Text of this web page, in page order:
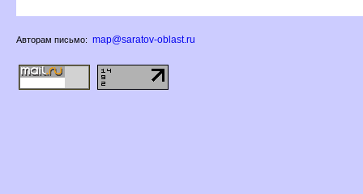
Авторам письмо: map@saratov-oblast.ru